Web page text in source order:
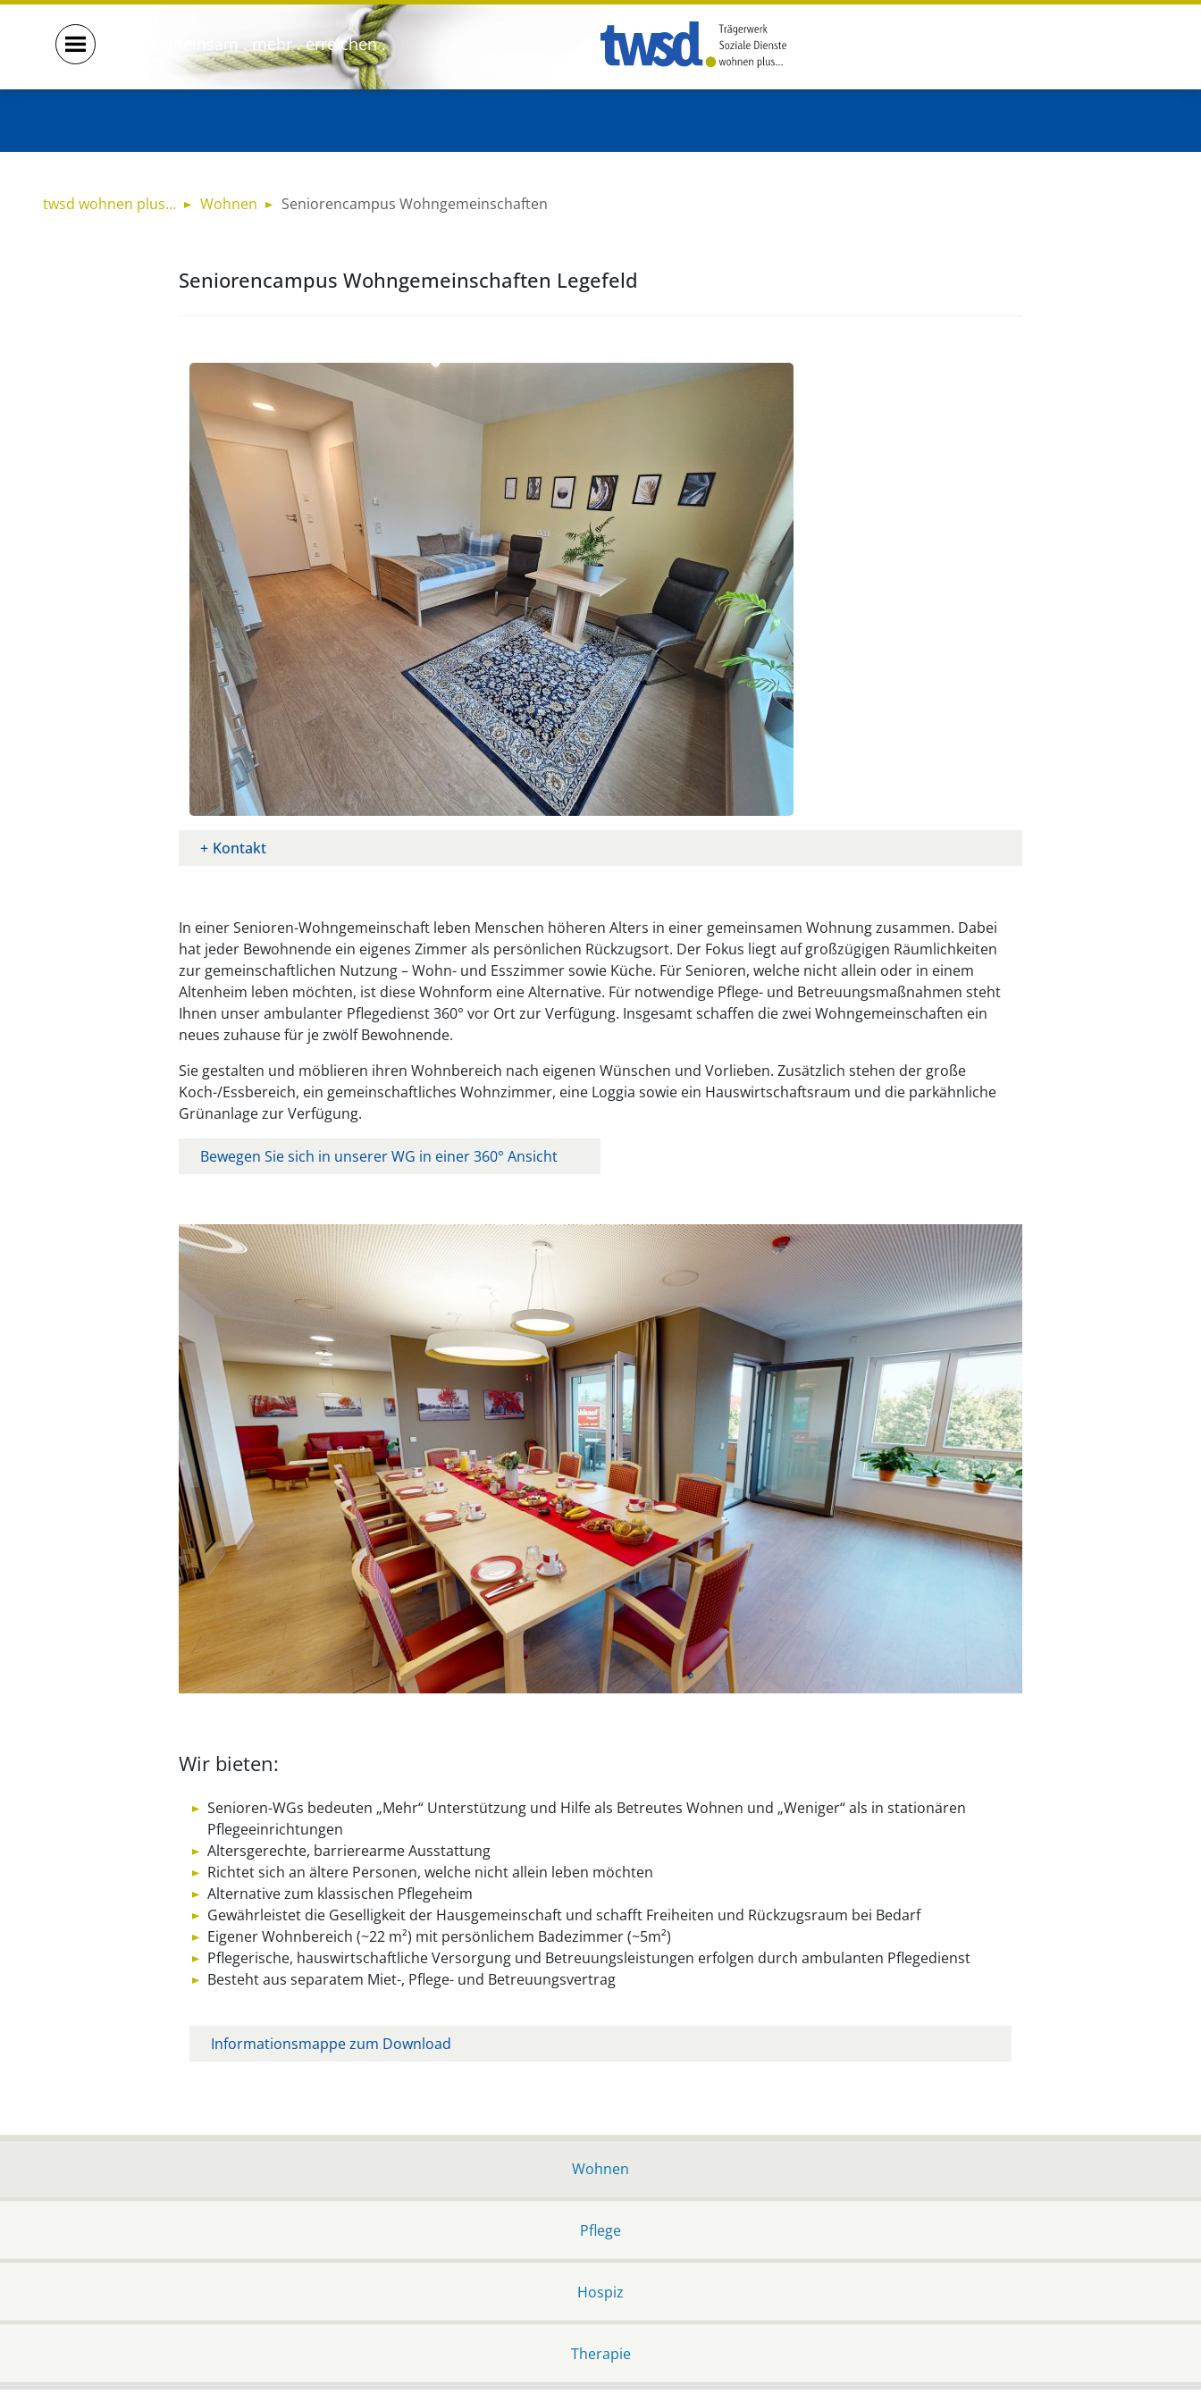
gemeinsam . mehr . erreichen .
twsd wohnen plus… Wohnen Seniorencampus Wohngemeinschaften
Seniorencampus Wohngemeinschaften Legefeld
Kontakt
In einer Senioren-Wohngemeinschaft leben Menschen höheren Alters in einer gemeinsamen Wohnung zusammen. Dabei
hat jeder Bewohnende ein eigenes Zimmer als persönlichen Rückzugsort. Der Fokus liegt auf großzügigen Räumlichkeiten
zur gemeinschaftlichen Nutzung – Wohn- und Esszimmer sowie Küche. Für Senioren, welche nicht allein oder in einem
Altenheim leben möchten, ist diese Wohnform eine Alternative. Für notwendige Pflege- und Betreuungsmaßnahmen steht
Ihnen unser ambulanter Pflegedienst 360° vor Ort zur Verfügung. Insgesamt schaffen die zwei Wohngemeinschaften ein
neues zuhause für je zwölf Bewohnende.
Sie gestalten und möblieren ihren Wohnbereich nach eigenen Wünschen und Vorlieben. Zusätzlich stehen der große
Koch-/Essbereich, ein gemeinschaftliches Wohnzimmer, eine Loggia sowie ein Hauswirtschaftsraum und die parkähnliche
Grünanlage zur Verfügung.
Bewegen Sie sich in unserer WG in einer 360° Ansicht
Wir bieten:
Senioren-WGs bedeuten „Mehr“ Unterstützung und Hilfe als Betreutes Wohnen und „Weniger“ als in stationären
Pflegeeinrichtungen
Altersgerechte, barrierearme Ausstattung
Richtet sich an ältere Personen, welche nicht allein leben möchten
Alternative zum klassischen Pflegeheim
Gewährleistet die Geselligkeit der Hausgemeinschaft und schafft Freiheiten und Rückzugsraum bei Bedarf
Eigener Wohnbereich (~22 m²) mit persönlichem Badezimmer (~5m²)
Pflegerische, hauswirtschaftliche Versorgung und Betreuungsleistungen erfolgen durch ambulanten Pflegedienst
Besteht aus separatem Miet-, Pflege- und Betreuungsvertrag
Informationsmappe zum Download
Wohnen
Pflege
Hospiz
Therapie